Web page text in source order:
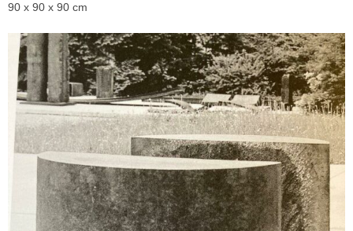
90 x 90 x 90 cm